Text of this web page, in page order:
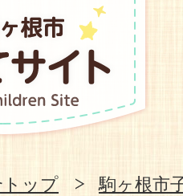
ップ 駒ヶ根市